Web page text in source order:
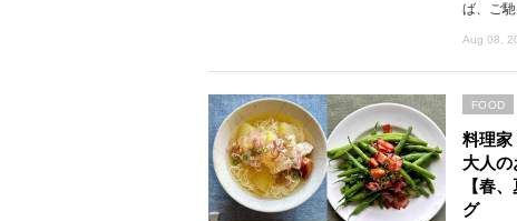
ば、ご馳
Aug 08,
料理家
大人の
【春
グ
FOOD